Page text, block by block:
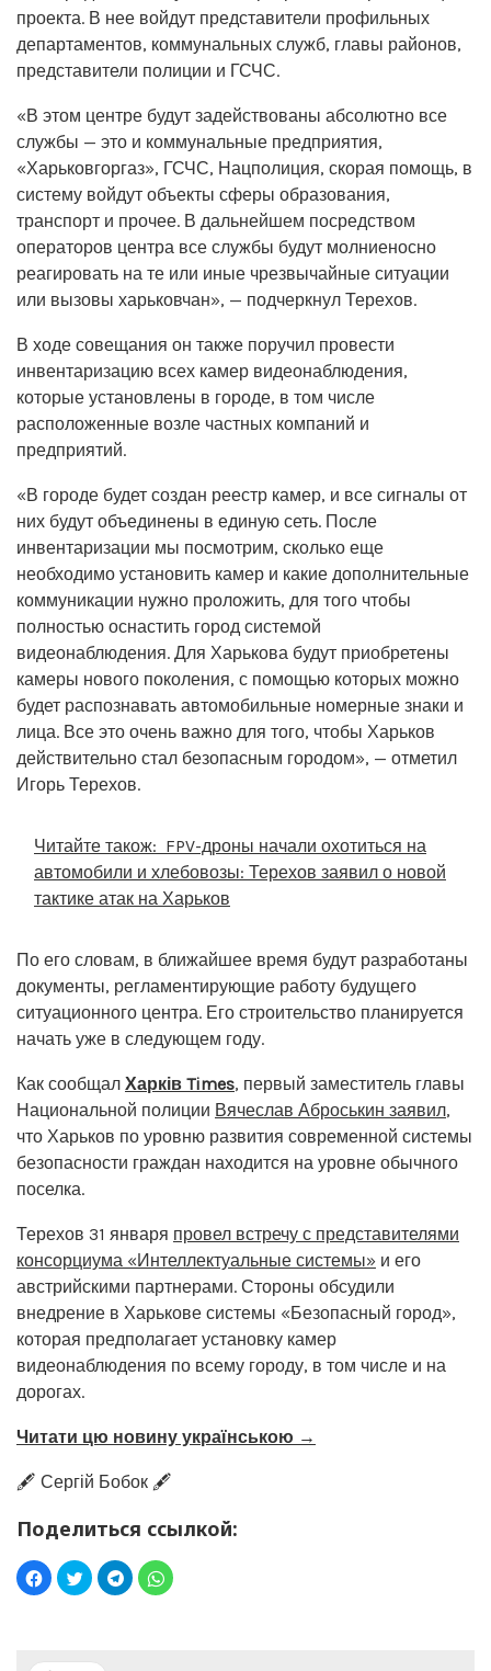
проекта. В нее войдут представители профильных
департаментов, коммунальных служб, главы районов,
представители полиции и ГСЧС.
«В этом центре будут задействованы абсолютно все
службы — это и коммунальные предприятия,
«Харьковгоргаз», ГСЧС, Нацполиция, скорая помощь, в
систему войдут объекты сферы образования,
транспорт и прочее. В дальнейшем посредством
операторов центра все службы будут молниеносно
реагировать на те или иные чрезвычайные ситуации
или вызовы харьковчан», — подчеркнул Терехов.
В ходе совещания он также поручил провести
инвентаризацию всех камер видеонаблюдения,
которые установлены в городе, в том числе
расположенные возле частных компаний и
предприятий.
«В городе будет создан реестр камер, и все сигналы от
них будут объединены в единую сеть. После
инвентаризации мы посмотрим, сколько еще
необходимо установить камер и какие дополнительные
коммуникации нужно проложить, для того чтобы
полностью оснастить город системой
видеонаблюдения. Для Харькова будут приобретены
камеры нового поколения, с помощью которых можно
будет распознавать автомобильные номерные знаки и
лица. Все это очень важно для того, чтобы Харьков
действительно стал безопасным городом», — отметил
Игорь Терехов.
Читайте також: FPV-дроны начали охотиться на
автомобили и хлебовозы: Терехов заявил о новой
тактике атак на Харьков
По его словам, в ближайшее время будут разработаны
документы, регламентирующие работу будущего
ситуационного центра. Его строительство планируется
начать уже в следующем году.
Как сообщал Харків Times, первый заместитель главы
Национальной полиции Вячеслав Аброськин заявил,
что Харьков по уровню развития современной системы
безопасности граждан находится на уровне обычного
поселка.
Терехов 31 января провел встречу с представителями
консорциума «Интеллектуальные системы» и его
австрийскими партнерами. Стороны обсудили
внедрение в Харькове системы «Безопасный город»,
которая предполагает установку камер
видеонаблюдения по всему городу, в том числе и на
дорогах.
Читати цю новину українською →
🖋️ Сергій Бобок 🖋️
Поделиться ссылкой: